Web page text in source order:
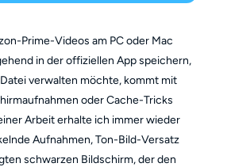
Prime-Videos am PC oder Mac
in der offiziellen App speichern,
verwalten möchte, kommt mit
oder Cache-Tricks
Arbeit erhalte ich immer wieder
Aufnahmen, Ton-Bild-Versatz
schwarzen Bildschirm, der den